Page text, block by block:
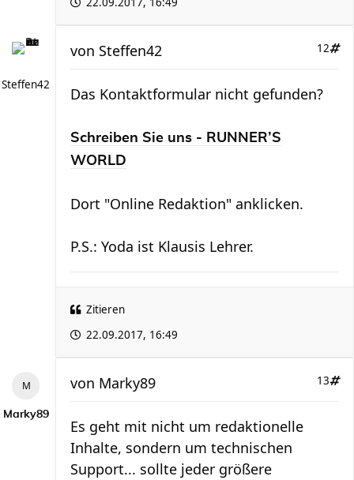
Steffen42
12
von Steffen42
Das Kontaktformular nicht gefunden?
Schreiben Sie uns - RUNNER’S
WORLD
Dort "Online Redaktion" anklicken.
P.S.: Yoda ist Klausis Lehrer.
Zitieren
22.09.2017, 16:49
Marky89
13
von Marky89
Es geht mit nicht um redaktionelle
Inhalte, sondern um technischen
Support... sollte jeder größere